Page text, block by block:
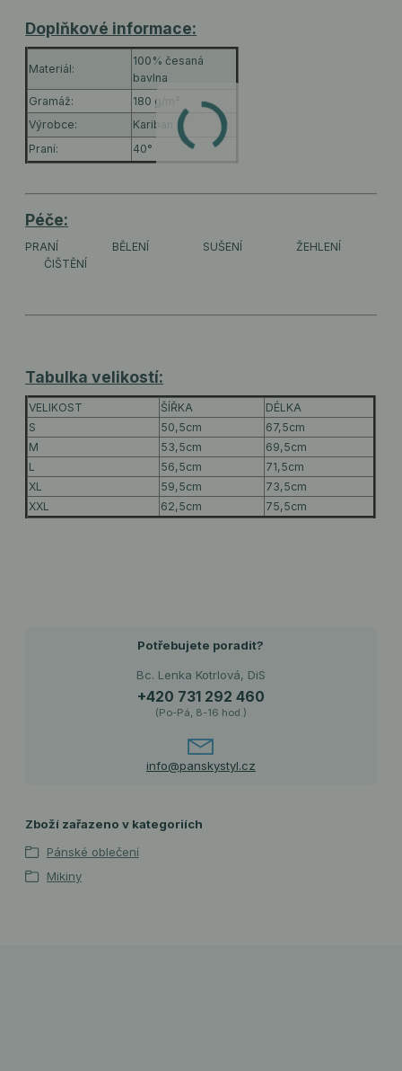
Doplňkové informace:
Materiál:
100% česaná
bavlna
Gramáž:
180 g/m²
Výrobce:
Kariban
Praní:
40°
Péče:
PRANÍ BĚLENÍ SUŠENÍ
ŽEHLENÍ
ČIŠTĚNÍ
Tabulka velikostí:
VELIKOST ŠÍŘKA
DÉLKA
S
50,5cm
67,5cm
M
53,5cm
69,5cm
L
56,5cm
71,5cm
XL
59,5cm
73,5cm
XXL
62,5cm 75,5cm
Potřebujete poradit?
Bc. Lenka Kotrlová, DiS
+420 731 292 460
(Po-Pá, 8-16 hod.)
info@panskystyl.cz
Zboží zařazeno v kategoriích
Pánské oblečení
Mikiny